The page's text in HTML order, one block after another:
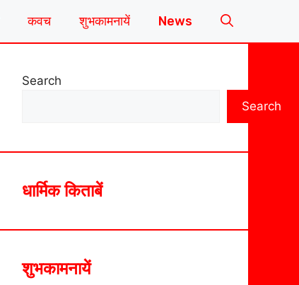
कवच शुभकामनायें News
Search
Search
धार्मिक किताबें
शुभकामनायें